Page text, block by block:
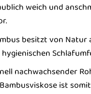
weich und
besitzt von Natur
nachwachsender
ist